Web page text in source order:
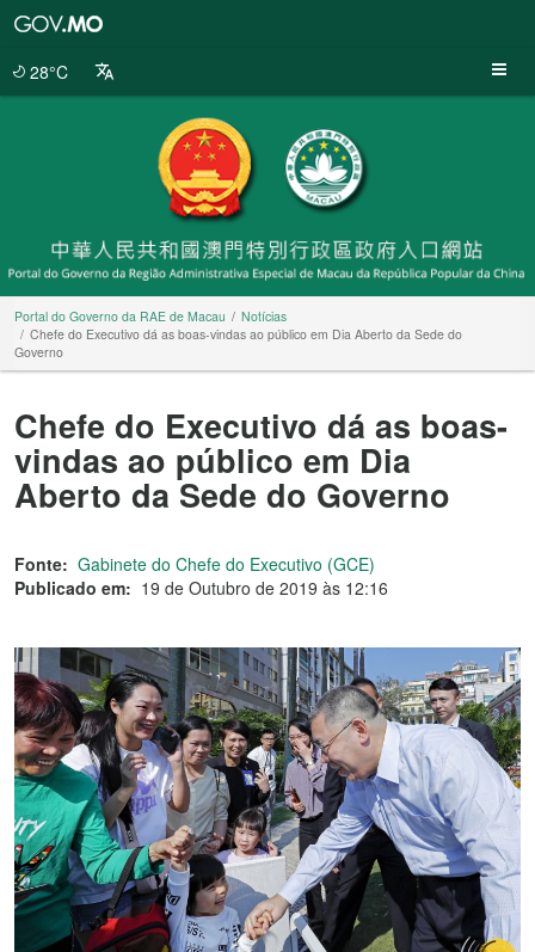
28°C
Portal do Governo da RAE de Macau
Notícias
Chefe do Executivo dá as boas-vindas ao público em Dia Aberto da Sede do
Governo
Chefe do Executivo dá as boas-
vindas ao público em Dia
Aberto da Sede do Governo
Fonte: Gabinete do Chefe do Executivo (GCE)
Publicado em: 19 de Outubro de 2019 às 12:16